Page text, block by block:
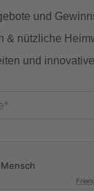
und
& nützliche
und